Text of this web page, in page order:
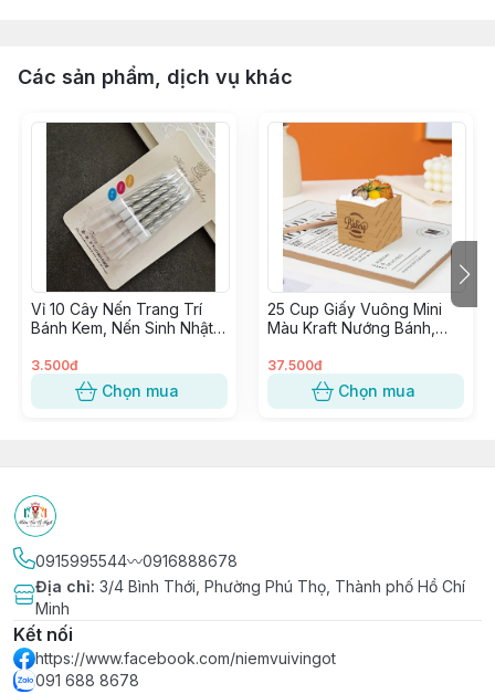
⛔ 𝐻𝑜̣̂𝑝 𝑘ℎ𝑜̂𝑛𝑔 𝑏𝑎𝑜 𝑔𝑜̂̀𝑚 𝑇𝑒𝑚 & 𝑇𝑎𝑔 𝑔𝑖𝑎̂́𝑦
∵∵∵∵∵∵∵∵∵∵∵∵∵∵∵∵∵∵∵∵∵∵∵∵∵∵∵∵∵∵∵∵∵∵
🔰 Shop 𝐍𝐈𝐄̂̀𝐌 𝐕𝐔𝐈 𝐕𝐈̣ 𝐍𝐆𝐎̣𝐓 𝑠𝑖𝑛𝑐𝑒 2015
🔰 Tư vấn & phục vụ tận tình chu đáo
🔰 Có Cửa hàng & Kho hàng cung ứng liền mạch
🔰 Phân phối Sỉ & Lẻ toàn quốc giá tận gốc
🔰 Nhập hàng trực tiếp, không qua trung gian từ các
Nhà Máy lớn uy tín
Các sản phẩm, dịch vụ khác
Vỉ 10 Cây Nến Trang Trí
Bánh Kem, Nến Sinh Nhật,
Nhật
3.500đ
Chọn mua
25 Cup Giấy Vuông Mini
Màu Kraft Nướng Bánh,
trang trí Tiệc
37.500đ
Chọn mua
0915995544〰️0916888678
Địa chỉ: 3/4 Bình Thới, Phường Phú Thọ, Thành phố Hồ Chí
Minh
Kết nối
https://www.facebook.com/niemvuivingot
091 688 8678